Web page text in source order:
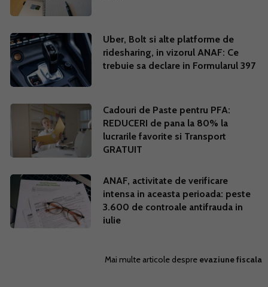
Uber, Bolt si alte platforme de
ridesharing, in vizorul ANAF: Ce
trebuie sa declare in Formularul 397
Cadouri de Paste pentru PFA:
REDUCERI de pana la 80% la
lucrarile favorite si Transport
GRATUIT
ANAF, activitate de verificare
intensa in aceasta perioada: peste
3.600 de controale antifrauda in
iulie
Mai multe articole despre evaziune fiscala